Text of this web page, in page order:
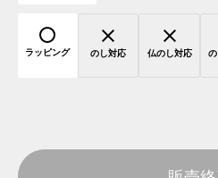
ラッピング のし対応 仏のし対応